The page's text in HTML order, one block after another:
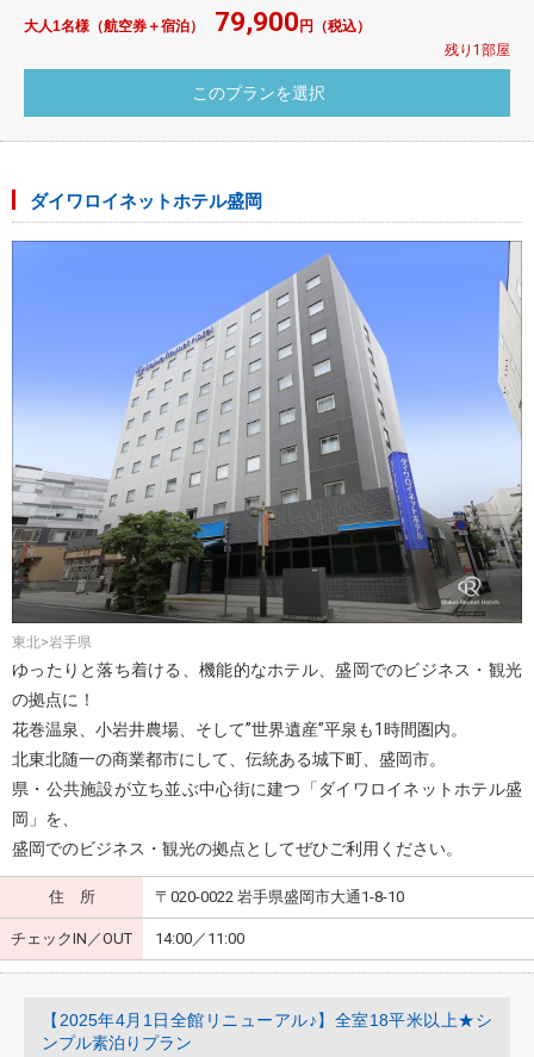
大人1名様（航空券＋宿泊） 79,900 円（税込）
残り1部屋
ダイワロイネットホテル盛岡
東北>岩手県
ゆったりと落ち着ける、機能的なホテル、盛岡でのビジネス・観光
の拠点に！
花巻温泉、小岩井農場、そして”世界遺産”平泉も1時間圏内。
北東北随一の商業都市にして、伝統ある城下町、盛岡市。
県・公共施設が立ち並ぶ中心街に建つ「ダイワロイネットホテル盛
岡」を、
盛岡でのビジネス・観光の拠点としてぜひご利用ください。
住 所 〒020-0022 岩手県盛岡市大通1-8-10
チェックIN／OUT 14:00／11:00
【2025年4月1日全館リニューアル♪】全室18平米以上★シ
ンプル素泊りプラン